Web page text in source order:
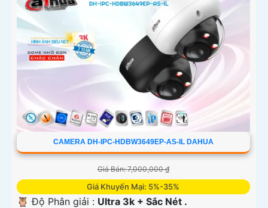
CAMERA DH-IPC-HDBW3649EP-AS-IL DAHUA
Giá Bán: 7,000,000 ₫
Giá Khuyến Mại: 5%-35%
🦉 Độ Phân giải : Ultra 3k + Sắc Nét .